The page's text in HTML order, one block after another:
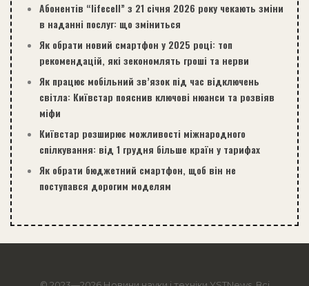
Абонентів “lifecell” з 21 січня 2026 року чекають зміни
в наданні послуг: що зміниться
Як обрати новий смартфон у 2025 році: топ
рекомендацій, які зекономлять гроші та нерви
Як працює мобільний зв’язок під час відключень
світла: Київстар пояснив ключові нюанси та розвіяв
міфи
Київстар розширює можливості міжнародного
спілкування: від 1 грудня більше країн у тарифах
Як обрати бюджетний смартфон, щоб він не
поступався дорогим моделям